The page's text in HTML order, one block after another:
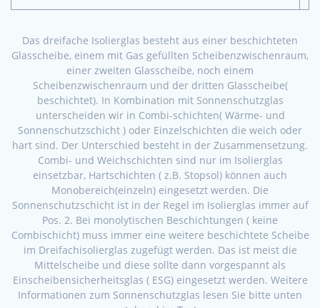
Das dreifache Isolierglas besteht aus einer beschichteten
Glasscheibe, einem mit Gas gefüllten Scheibenzwischenraum,
einer zweiten Glasscheibe, noch einem
Scheibenzwischenraum und der dritten Glasscheibe(
beschichtet). In Kombination mit Sonnenschutzglas
unterscheiden wir in Combi-schichten( Wärme- und
Sonnenschutzschicht ) oder Einzelschichten die weich oder
hart sind. Der Unterschied besteht in der Zusammensetzung.
Combi- und Weichschichten sind nur im Isolierglas
einsetzbar, Hartschichten ( z.B. Stopsol) können auch
Monobereich(einzeln) eingesetzt werden. Die
Sonnenschutzschicht ist in der Regel im Isolierglas immer auf
Pos. 2. Bei monolytischen Beschichtungen ( keine
Combischicht) muss immer eine weitere beschichtete Scheibe
im Dreifachisolierglas zugefügt werden. Das ist meist die
Mittelscheibe und diese sollte dann vorgespannt als
Einscheibensicherheitsglas ( ESG) eingesetzt werden. Weitere
Informationen zum Sonnenschutzglas lesen Sie bitte unten